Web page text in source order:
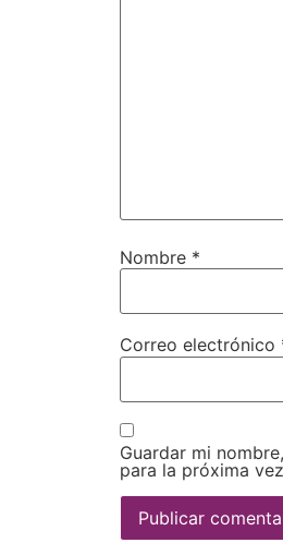
Nombre *
Correo electrónico
Guardar mi
para la próxima